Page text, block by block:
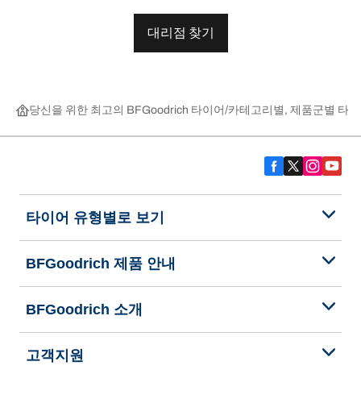
대리점 찾기
당신을 위한 최고의 BFGoodrich 타이어 카테고리별, 제품군별 타
타이어 유형별로 보기
BFGoodrich 제품 안내
BFGoodrich 소개
고객지원